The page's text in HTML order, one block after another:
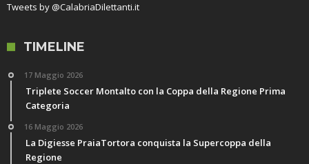
Tweets by @CalabriaDilettanti.it
TIMELINE
17 Maggio 2026
Triplete Soccer Montalto con la Coppa della Regione Prima
Categoria
16 Maggio 2026
La Digiesse PraiaTortora conquista la Supercoppa della
Regione